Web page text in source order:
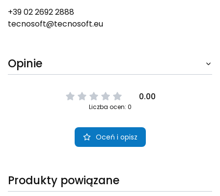
+39 02 2692 2888
tecnosoft@tecnosoft.eu
Opinie
0.00
Liczba ocen: 0
Oceń i opisz
Produkty powiązane